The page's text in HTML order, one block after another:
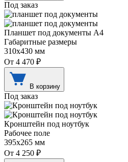
Под заказ
Планшет под документы А4
Габаритные размеры
310х430 мм
От 4 470 ₽
В корзину
Под заказ
Кронштейн под ноутбук
Рабочее поле
395х265 мм
От 4 250 ₽